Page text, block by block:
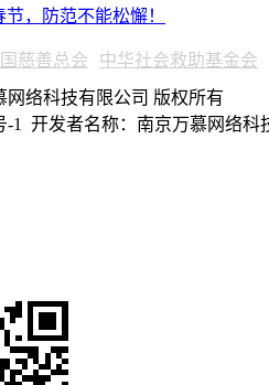
，防范不能松懈！
慈善总会 中华社会救助基金会
网络科技有限公司 版权所有
-1
开发者名称：南京万慕网络